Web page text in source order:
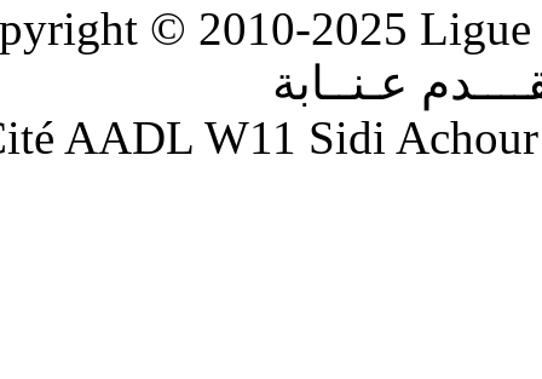
Copyright © 2010-
Adresse : Cité AADL W11